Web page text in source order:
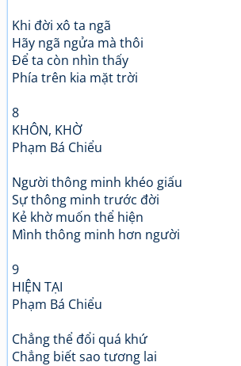
Khi đời xô ta ngã
Hãy ngã ngửa mà thôi
Để ta còn nhìn thấy
Phía trên kia mặt trời
8
KHÔN, KHỜ
Phạm Bá Chiểu
Người thông minh khéo giấu
Sự thông minh trước đời
Kẻ khờ muốn thể hiện
Mình thông minh hơn người
9
HIỆN TẠI
Phạm Bá Chiểu
Chẳng thể đổi quá khứ
Chẳng biết sao tương lai